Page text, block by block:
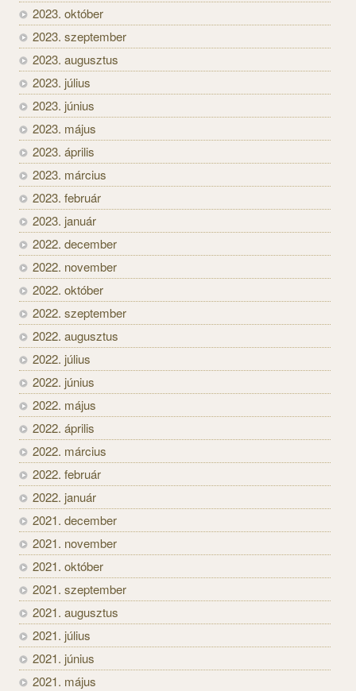
2023. október
2023. szeptember
2023. augusztus
2023. július
2023. június
2023. május
2023. április
2023. március
2023. február
2023. január
2022. december
2022. november
2022. október
2022. szeptember
2022. augusztus
2022. július
2022. június
2022. május
2022. április
2022. március
2022. február
2022. január
2021. december
2021. november
2021. október
2021. szeptember
2021. augusztus
2021. július
2021. június
2021. május